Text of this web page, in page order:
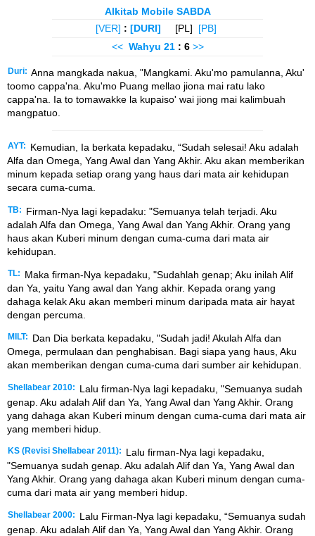
Alkitab Mobile SABDA
[VER] : [DURI] [PL] [PB]
<< Wahyu 21 : 6 >>
Duri: Anna mangkada nakua, "Mangkami. Aku'mo pamulanna, Aku'
toomo cappa'na. Aku'mo Puang mellao jiona mai ratu lako
cappa'na. Ia to tomawakke la kupaiso' wai jiong mai kalimbuah
mangpatuo.
AYT:
Kemudian, Ia berkata kepadaku, “Sudah selesai! Aku adalah
Alfa dan Omega, Yang Awal dan Yang Akhir. Aku akan memberikan
minum kepada setiap orang yang haus dari mata air kehidupan
secara cuma-cuma.
TB:
Firman-Nya lagi kepadaku: "Semuanya telah terjadi. Aku
adalah Alfa dan Omega, Yang Awal dan Yang Akhir. Orang yang
haus akan Kuberi minum dengan cuma-cuma dari mata air
kehidupan.
TL:
Maka firman-Nya kepadaku, "Sudahlah genap; Aku inilah Alif
dan Ya, yaitu Yang awal dan Yang akhir. Kepada orang yang
dahaga kelak Aku akan memberi minum daripada mata air hayat
dengan percuma.
MILT:
Dan Dia berkata kepadaku, "Sudah jadi! Akulah Alfa dan
Omega, permulaan dan penghabisan. Bagi siapa yang haus, Aku
akan memberikan dengan cuma-cuma dari sumber air kehidupan.
Shellabear 2010:
Lalu firman-Nya lagi kepadaku, "Semuanya sudah
genap. Aku adalah Alif dan Ya, Yang Awal dan Yang Akhir. Orang
yang dahaga akan Kuberi minum dengan cuma-cuma dari mata air
yang memberi hidup.
KS (Revisi Shellabear 2011):
Lalu firman-Nya lagi kepadaku,
"Semuanya sudah genap. Aku adalah Alif dan Ya, Yang Awal dan
Yang Akhir. Orang yang dahaga akan Kuberi minum dengan cuma-
cuma dari mata air yang memberi hidup.
Shellabear 2000:
Lalu Firman-Nya lagi kepadaku, “Semuanya sudah
genap. Aku adalah Alif dan Ya, Yang Awal dan Yang Akhir. Orang